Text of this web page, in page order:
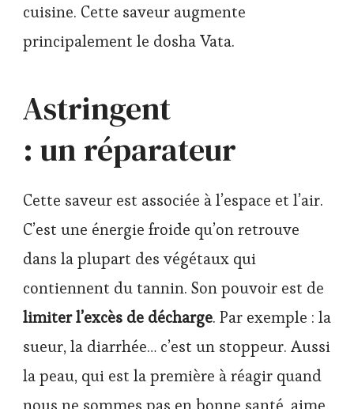
cuisine. Cette saveur augmente
principalement le dosha Vata.
Astringent
: un réparateur
Cette saveur est associée à l’espace et l’air.
C’est une énergie froide qu’on retrouve
dans la plupart des végétaux qui
contiennent du tannin. Son pouvoir est de
limiter l’excès de décharge. Par exemple : la
sueur, la diarrhée… c’est un stoppeur. Aussi
la peau, qui est la première à réagir quand
nous ne sommes pas en bonne santé, aime